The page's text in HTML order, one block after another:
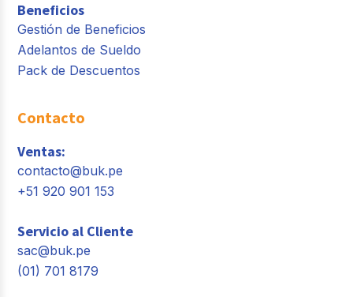
Beneficios
Gestión de Beneficios
Adelantos de Sueldo
Pack de Descuentos
Contacto
Ventas:
contacto@buk.pe
+51 920 901 153
Servicio al Cliente
sac@buk.pe
(01) 701 8179